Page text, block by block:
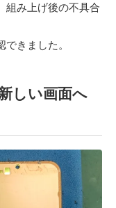
組み上げ後の不具合
きました。
しい画面へ